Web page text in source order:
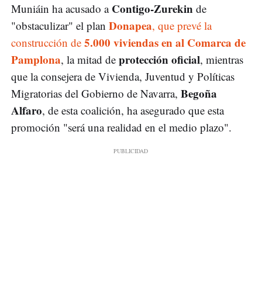
Muniáin ha acusado a Contigo-Zurekin de
"obstaculizar" el plan Donapea, que prevé la
construcción de 5.000 viviendas en al Comarca de
Pamplona, la mitad de protección oficial, mientras
que la consejera de Vivienda, Juventud y Políticas
Migratorias del Gobierno de Navarra, Begoña
Alfaro, de esta coalición, ha asegurado que esta
promoción "será una realidad en el medio plazo".